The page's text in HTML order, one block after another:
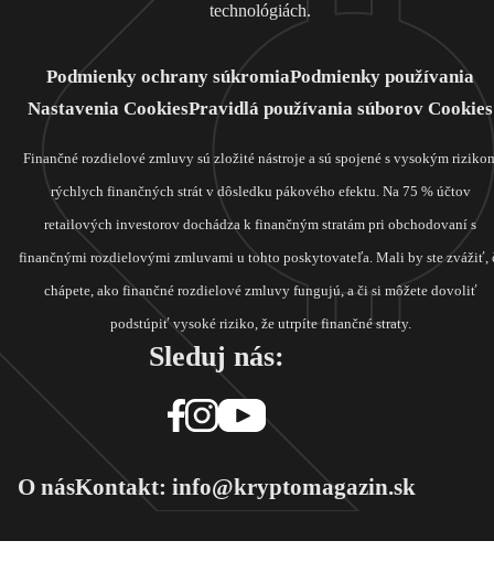
technológiách.
Podmienky ochrany súkromiaPodmienky používania
Nastavenia CookiesPravidlá používania súborov Cookies
Finančné rozdielové zmluvy sú zložité nástroje a sú spojené s vysokým
rýchlych finančných strát v dôsledku pákového efektu. Na 75 % účtov
retailových investorov dochádza k finančným stratám pri obchodovaní s
finančnými rozdielovými zmluvami u tohto poskytovateľa. Mali by ste zvážiť,
chápete, ako finančné rozdielové zmluvy fungujú, a či si môžete dovoliť
podstúpiť vysoké riziko, že utrpíte finančné straty.
Sleduj nás:
O násKontakt: info@kryptomagazin.sk